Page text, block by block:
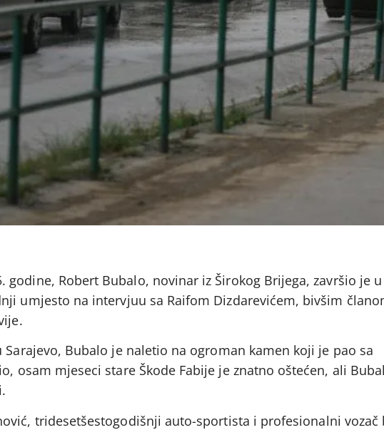
godine, Robert Bubalo, novinar iz Širokog Brijega, završio je u
umjesto na intervjuu sa Raifom Dizdarevićem, bivšim
Sarajevo, Bubalo je naletio na ogroman kamen koji je pao sa
osam mjeseci stare Škode Fabije je znatno oštećen, ali
tridesetšestogodišnji auto-sportista i profesionalni vozač